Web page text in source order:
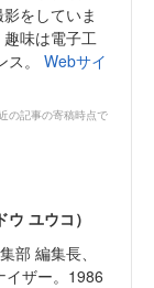
をしていま
味は電子工
。 Webサイ
の記事の寄稿時点で
ユウコ）
部 編集長、
イザー。1986